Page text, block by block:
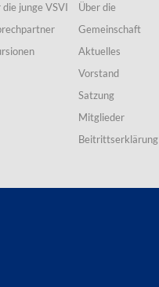
die junge VSVI
Über die
Gemeinschaft
Aktuelles
Vorstand
Satzung
Mitglieder
Beitrittserklärung